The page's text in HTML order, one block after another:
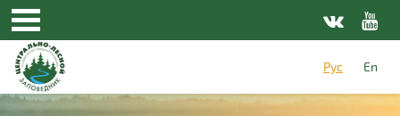
Перейти к основному содержанию
Рус
En